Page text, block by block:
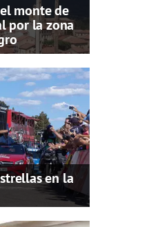
monte de
por la zona
en la